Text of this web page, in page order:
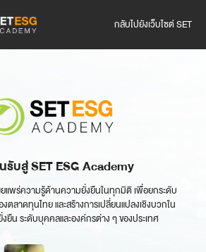
กลับไปยังเว็บไซต์ SET
บสู่ SET ESG Academy
ยแพร่ความรู้ด้านความยั่งยืนในทุกมิติ เพื่อยกระดับ
ตลาดทุนไทย และสร้างการเปลี่ยนแปลงเชิงบวกใน
น ระดับบุคคลและองค์กรต่าง ๆ ของประเทศ